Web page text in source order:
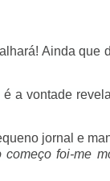
Ainda
a vontade
jornal e
começo foi-me